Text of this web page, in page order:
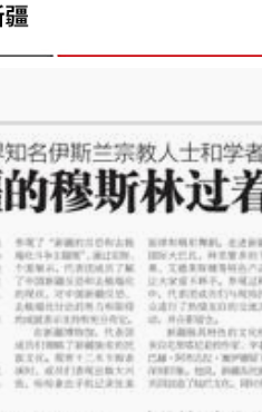
纪事】游客在新疆雪